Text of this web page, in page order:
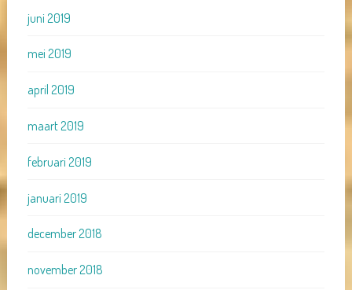
juni 2019
mei 2019
april 2019
maart 2019
februari 2019
januari 2019
december 2018
november 2018